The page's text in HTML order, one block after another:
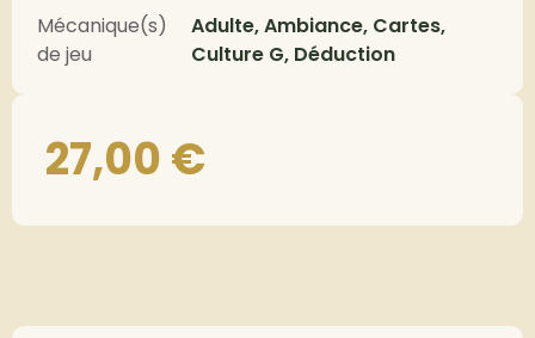
Mécanique(s)
de jeu
Adulte, Ambiance, Cartes,
Culture G, Déduction
27,00€